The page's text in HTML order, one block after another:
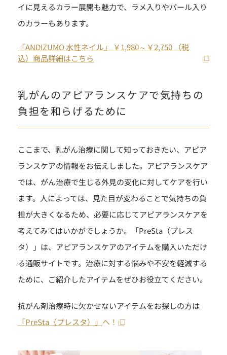
イに見えるカラー展開も魅力で、ラメ入りやパール入り
のカラーもあります。
「ANDIZUMO 水性ネイル」 ￥1,980～￥2,750 （税
込）商品詳細はこちら
乳がんのアピアランスケアで気持ちの
負担を和らげるために
ここまで、乳がん治療に関して知っておきたい、アピア
ランスケアの情報をお伝えしました。アピアランスケア
では、がん治療で生じる外見の変化に対してケアを行い
ます。人によっては、見た目が変わることで気持ちの負
担が大きくなるため、必要に応じてアピアランスケアを
考えてみてはいかがでしょうか。「PreSta（プレス
タ）」は、アピアランスケアのアイテムを購入いただけ
る通販サイトです。治療に対する悩みや不安を軽減する
ために、ご紹介したアイテムをぜひお役立てください。
抗がん剤治療時に欠かせないアイテムをお探しの方は
「PreSta（プレスタ）」 へ！